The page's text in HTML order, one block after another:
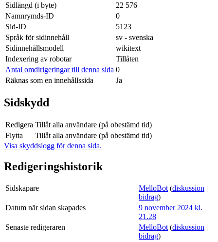
Sidlängd (i byte)
22 576
Namnrymds-ID
0
Sid-ID
5123
Språk för sidinnehåll
sv - svenska
Sidinnehållsmodell
wikitext
Indexering av robotar
Tillåten
Antal omdirigeringar till denna sida 0
Räknas som en innehållssida
Ja
Sidskydd
Redigera Tillåt alla användare (på obestämd tid)
Flytta
Tillåt alla användare (på obestämd tid)
Visa skyddslogg för denna sida.
Redigeringshistorik
Sidskapare MelloBot (diskussion |
bidrag)
Datum när sidan skapades
9 november 2024 kl.
21.28
Senaste redigeraren
MelloBot (diskussion |
bidrag)